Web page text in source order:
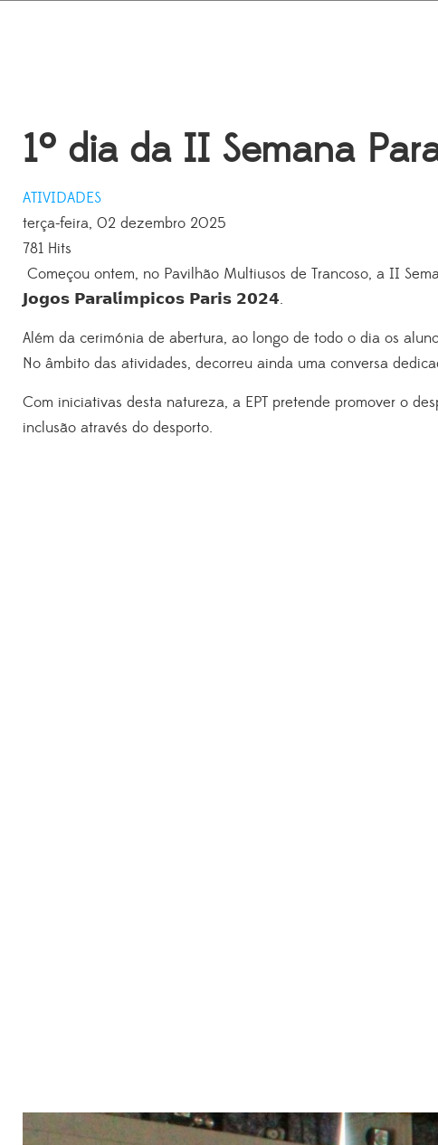
1º dia da II Semana
ATIVIDADES
terça-feira, 02 dezembro 2025
781 Hits
Começou ontem, no Pavilhão Multiusos de Trancoso, a II
𝗝𝗼𝗴𝗼𝘀 𝗣𝗮𝗿𝗮𝗹𝗶́𝗺𝗽𝗶𝗰𝗼𝘀 𝗣𝗮𝗿𝗶𝘀 𝟮𝟬𝟮𝟰.
Além da cerimónia de abertura, ao longo de todo o dia os
No âmbito das atividades, decorreu ainda uma conversa
Com iniciativas desta natureza, a EPT pretende promover o
inclusão através do desporto.